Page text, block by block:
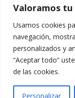
Valoramos tu
Usamos cookies
navegación,
personalizados y
“Aceptar todo”
de las cookies.
Personalizar
91 713 07